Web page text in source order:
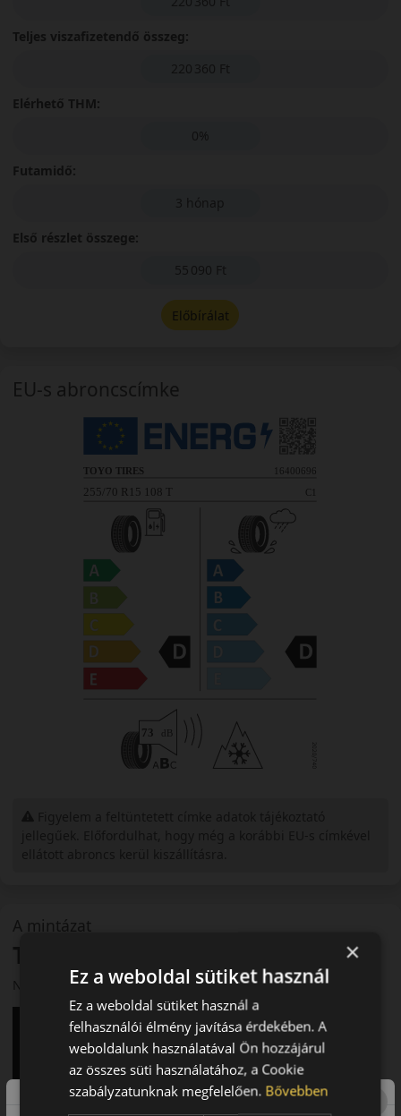
A mintázat
Toyo Open Country A/T3
Négyévszakos terep- és országúti gumi
Teljes viszafizetendő összeg:
220 360 Ft
Elérhető THM:
0%
Futamidő:
3 hónap
Első részlet összege:
55 090 Ft
Előbírálat
EU-s abroncscímke
×
Ez a weboldal sütiket használ
Ez a weboldal sütiket használ a
felhasználói élmény javítása érdekében. A
weboldalunk használatával Ön hozzájárul
az összes süti használatához, a Cookie
szabályzatunknak megfelelően. Bővebben